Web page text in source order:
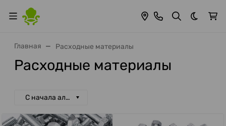
Темная
Главная Расходные материалы
Расходные материалы
С начала алфавита